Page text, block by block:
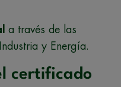
a través de las
y Energía.
certificado